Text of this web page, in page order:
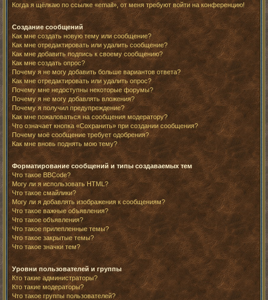
Когда я щёлкаю по ссылке «email», от меня требуют войти на конференцию!
Создание сообщений
Как мне создать новую тему или сообщение?
Как мне отредактировать или удалить сообщение?
Как мне добавить подпись к своему сообщению?
Как мне создать опрос?
Почему я не могу добавить больше вариантов ответа?
Как мне отредактировать или удалить опрос?
Почему мне недоступны некоторые форумы?
Почему я не могу добавлять вложения?
Почему я получил предупреждение?
Как мне пожаловаться на сообщения модератору?
Что означает кнопка «Сохранить» при создании сообщения?
Почему моё сообщение требует одобрения?
Как мне вновь поднять мою тему?
Форматирование сообщений и типы создаваемых тем
Что такое BBCode?
Могу ли я использовать HTML?
Что такое смайлики?
Могу ли я добавлять изображения к сообщениям?
Что такое важные объявления?
Что такое объявления?
Что такое прилепленные темы?
Что такое закрытые темы?
Что такое значки тем?
Уровни пользователей и группы
Кто такие администраторы?
Кто такие модераторы?
Что такое группы пользователей?